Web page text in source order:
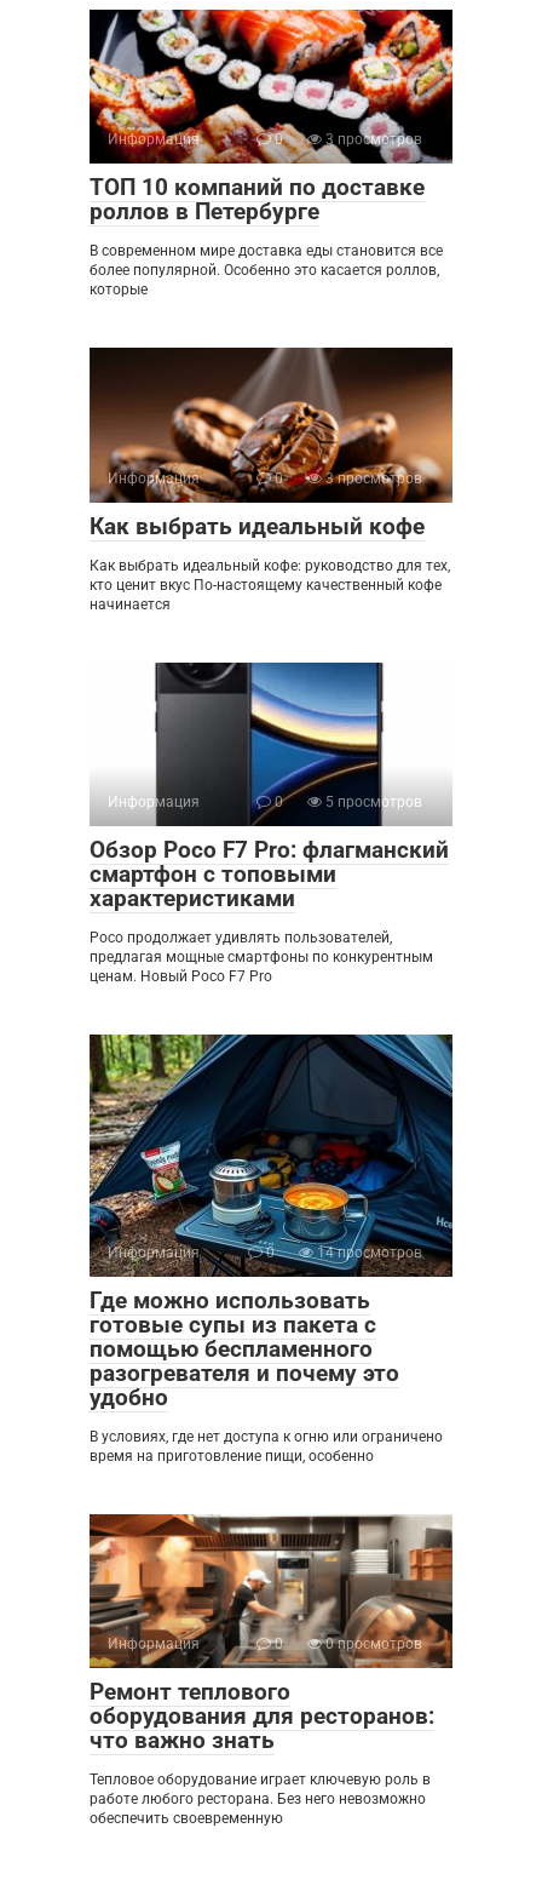
Информация 0 3 просмотров
ТОП 10 компаний по доставке
роллов в Петербурге
В современном мире доставка еды становится все
более популярной. Особенно это касается роллов,
которые
Информация 0 3 просмотров
Как выбрать идеальный кофе
Как выбрать идеальный кофе: руководство для тех,
кто ценит вкус По-настоящему качественный кофе
начинается
Информация 0 5 просмотров
Обзор Poco F7 Pro: флагманский
смартфон с топовыми
характеристиками
Poco продолжает удивлять пользователей,
предлагая мощные смартфоны по конкурентным
ценам. Новый Poco F7 Pro
Информация 0 14 просмотров
Где можно использовать
готовые супы из пакета с
помощью беспламенного
разогревателя и почему это
удобно
В условиях, где нет доступа к огню или ограничено
время на приготовление пищи, особенно
Информация 0 0 просмотров
Ремонт теплового
оборудования для ресторанов:
что важно знать
Тепловое оборудование играет ключевую роль в
работе любого ресторана. Без него невозможно
обеспечить своевременную